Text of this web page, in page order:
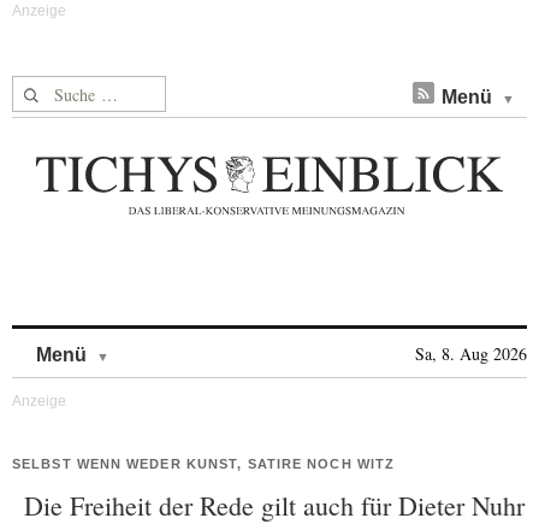
Suche nach: Menü
Menü Sa, 8. Aug 2026
SELBST WENN WEDER KUNST, SATIRE NOCH WITZ
Die Freiheit der Rede gilt auch für Dieter Nuhr